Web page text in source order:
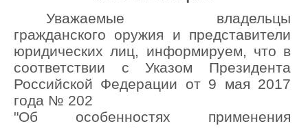
Уважаемые владельцы
гражданского оружия и представители
юридических лиц, информируем, что в
соответствии с Указом Президента
Российской Федерации от 9 мая 2017
года № 202
"Об особенностях применения